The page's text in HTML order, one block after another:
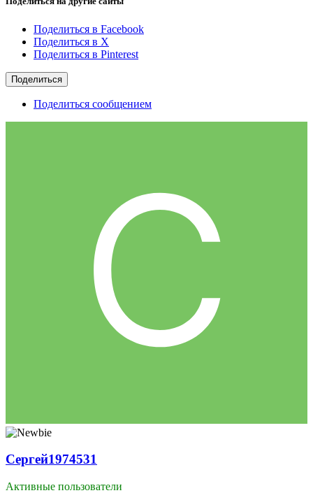
Поделиться в Facebook
Поделиться в X
Поделиться в Pinterest
Поделиться
Поделиться сообщением
Сергей1974531
Активные пользователи